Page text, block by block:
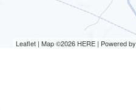
Leaflet | Map ©2026 HERE | Powered by